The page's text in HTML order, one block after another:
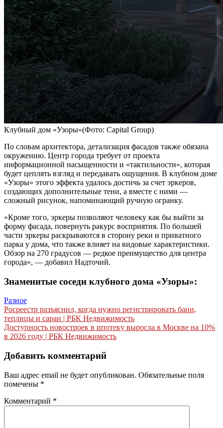
Клубный дом «Узоры»(Фото: Capital Group)
По словам архитектора, детализация фасадов также обязана
окружению. Центр города требует от проекта
информационной насыщенности и «тактильности», которая
будет цеплять взгляд и передавать ощущения. В клубном доме
«Узоры» этого эффекта удалось достичь за счет эркеров,
создающих дополнительные тени, а вместе с ними —
сложный рисунок, напоминающий ручную огранку.
«Кроме того, эркеры позволяют человеку как бы выйти за
форму фасада, повернуть ракурс восприятия. По большей
части эркеры раскрываются в сторону реки и приватного
парка у дома, что также влияет на видовые характеристики.
Обзор на 270 градусов — редкое преимущество для центра
города», — добавил Надточий.
Знаменитые соседи клубного дома «Узоры»:
Разное
Навигация
по
записям
Росреестр разъяснил, когда нужно регистрировать бани,
теплицы и сараи | РБК Недвижимость
Доступность новостроек в ипотеку выросла в Москве на 10%
в 2026 году | РБК Недвижимость
Добавить комментарий
Ваш адрес email не будет опубликован. Обязательные поля
помечены *
Комментарий *